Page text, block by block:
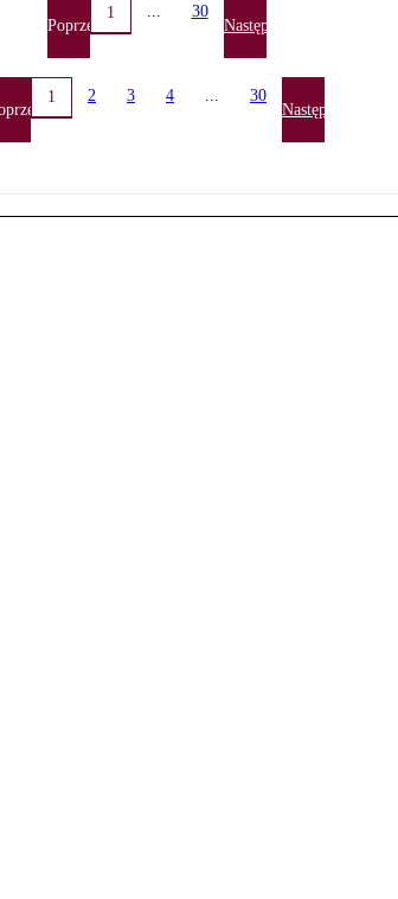
Poprzednia
1 ... 30
Następna
1 2 3 4 ... 30
Następna